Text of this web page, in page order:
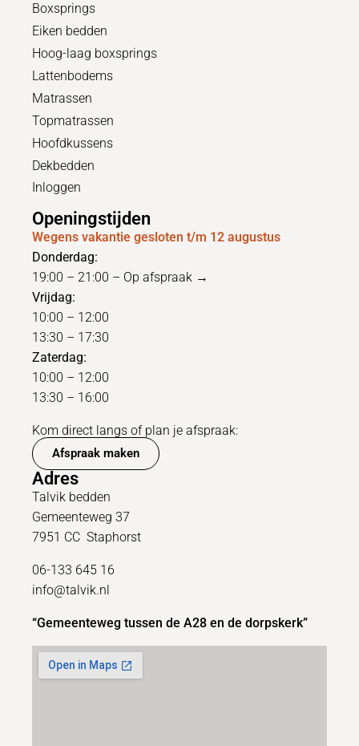
Boxsprings
Eiken bedden
Hoog-laag boxsprings
Lattenbodems
Matrassen
Topmatrassen
Hoofdkussens
Dekbedden
Inloggen
Openingstijden
Wegens vakantie gesloten t/m 12 augustus
Donderdag:
19:00 – 21:00 – Op afspraak →
Vrijdag:
10:00 – 12:00
13:30 – 17:30
Zaterdag:
10:00 – 12:00
13:30 – 16:00
Kom direct langs of plan je afspraak:
Afspraak maken
Adres
Talvik bedden
Gemeenteweg 37
7951 CC Staphorst
06-133 645 16
info@talvik.nl
“Gemeenteweg tussen de A28 en de dorpskerk”